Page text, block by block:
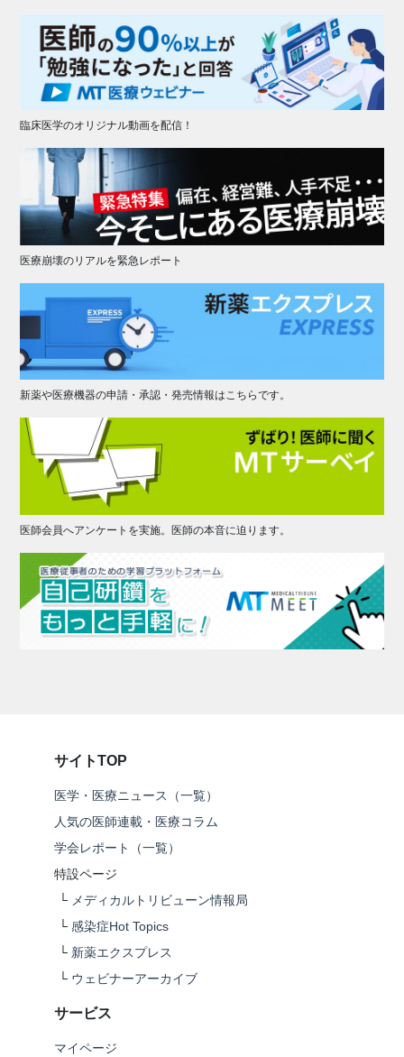
臨床医学のオリジナル動画を配信！
医療崩壊のリアルを緊急レポート
新薬や医療機器の申請・承認・発売情報はこちらです。
医師会員へアンケートを実施。医師の本音に迫ります。
サイトTOP
医学・医療ニュース（一覧）
人気の医師連載・医療コラム
学会レポート（一覧）
特設ページ
└ メディカルトリビューン情報局
└ 感染症Hot Topics
└ 新薬エクスプレス
└ ウェビナーアーカイブ
サービス
マイページ